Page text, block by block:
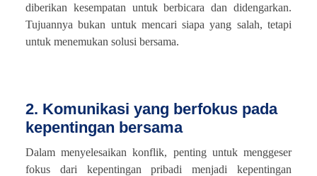
diberikan kesempatan untuk berbicara dan didengarkan.
Tujuannya bukan untuk mencari siapa yang salah, tetapi
untuk menemukan solusi bersama.
2. Komunikasi yang berfokus pada
kepentingan bersama
Dalam menyelesaikan konflik, penting untuk menggeser
fokus dari kepentingan pribadi menjadi kepentingan